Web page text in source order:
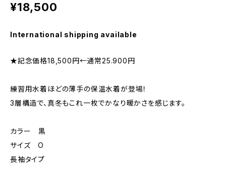
¥18,500
International shipping available
★記念価格18,500円←通常25.900円
練習用水着ほどの薄手の保温水着が登場！
3層構造で、真冬もこれ一枚でかなり暖かさを感じます。
カラー 黒
サイズ O
長袖タイプ